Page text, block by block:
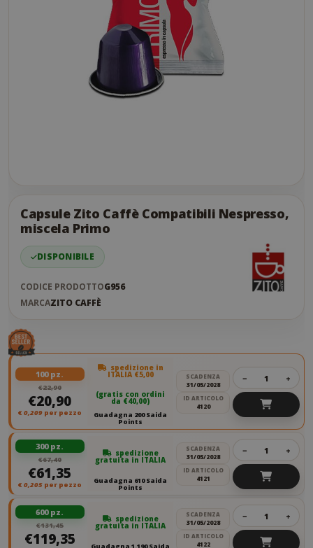
the
end
the
images
gallery
Capsule Zito Caffè Compatibili Nespresso,
miscela Primo
DISPONIBILE
CODICE PRODOTTOG956
MARCAZITO CAFFÈ
100 pz.
€22,90
€20,90
€ 0,209per pezzo
spedizione in
ITALIA €5,00
(gratis con ordini
da €40,00)
Guadagna 200 Saida
Points
SCADENZA
31/05/2028
ID ARTICOLO
4120
− +
300 pz.
€67,40
€61,35
€ 0,205per pezzo
spedizione
gratuita in ITALIA
Guadagna 610 Saida
Points
SCADENZA
31/05/2028
ID ARTICOLO
4121
− +
600 pz.
€131,45
€119,35
spedizione
gratuita in ITALIA
SCADENZA
31/05/2028
ID ARTICOLO
4122
− +